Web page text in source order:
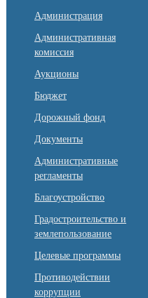
Администрация
Административная
комиссия
Аукционы
Бюджет
Дорожный фонд
Документы
Административные
регламенты
Благоустройство
Градостроительство и
землепользование
Целевые программы
Противодействии
коррупции